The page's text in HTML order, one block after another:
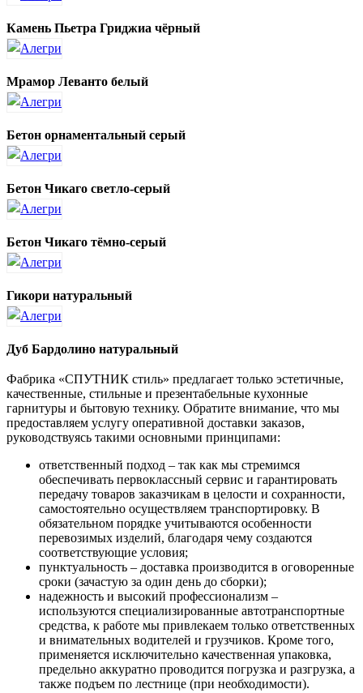
Камень Пьетра Гриджиа чёрный
Мрамор Леванто белый
Бетон орнаментальный серый
Бетон Чикаго светло-серый
Бетон Чикаго тёмно-серый
Гикори натуральный
Дуб Бардолино натуральный
Фабрика «СПУТНИК стиль» предлагает только эстетичные,
качественные, стильные и презентабельные кухонные
гарнитуры и бытовую технику. Обратите внимание, что мы
предоставляем услугу оперативной доставки заказов,
руководствуясь такими основными принципами:
ответственный подход – так как мы стремимся
обеспечивать первоклассный сервис и гарантировать
передачу товаров заказчикам в целости и сохранности,
самостоятельно осуществляем транспортировку. В
обязательном порядке учитываются особенности
перевозимых изделий, благодаря чему создаются
соответствующие условия;
пунктуальность – доставка производится в оговоренные
сроки (зачастую за один день до сборки);
надежность и высокий профессионализм –
используются специализированные автотранспортные
средства, к работе мы привлекаем только ответственных
и внимательных водителей и грузчиков. Кроме того,
применяется исключительно качественная упаковка,
предельно аккуратно проводится погрузка и разгрузка, а
также подъем по лестнице (при необходимости).